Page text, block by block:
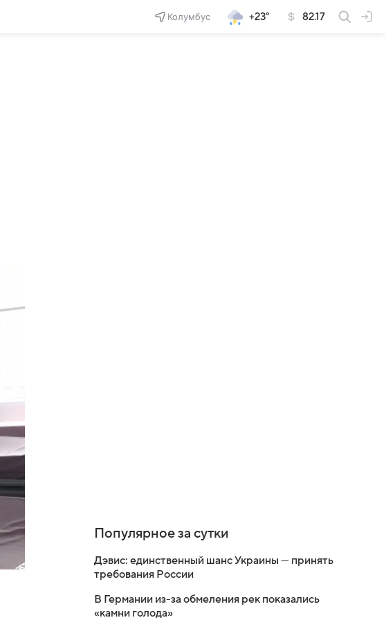
Колумбус +23° 82.17
Популярное за сутки
Дэвис: единственный шанс Украины — принять
требования России
В Германии из-за обмеления рек показались
«камни голода»